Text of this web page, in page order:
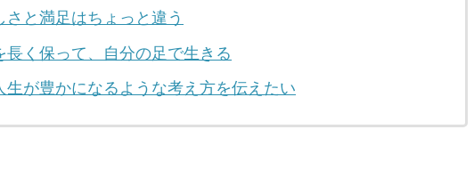
さと満足はちょっと違う
長く保って、自分の足で生きる
生が豊かになるような考え方を伝えたい